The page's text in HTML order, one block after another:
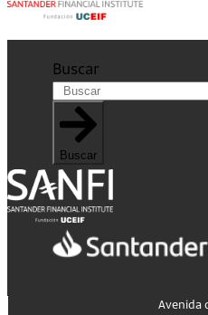
Buscar
Buscar
Avenida